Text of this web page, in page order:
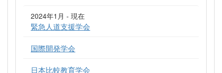
2024年1月 - 現在
緊急人道支援学会
国際開発学会
日本比較教育学会